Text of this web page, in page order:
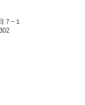
７−１